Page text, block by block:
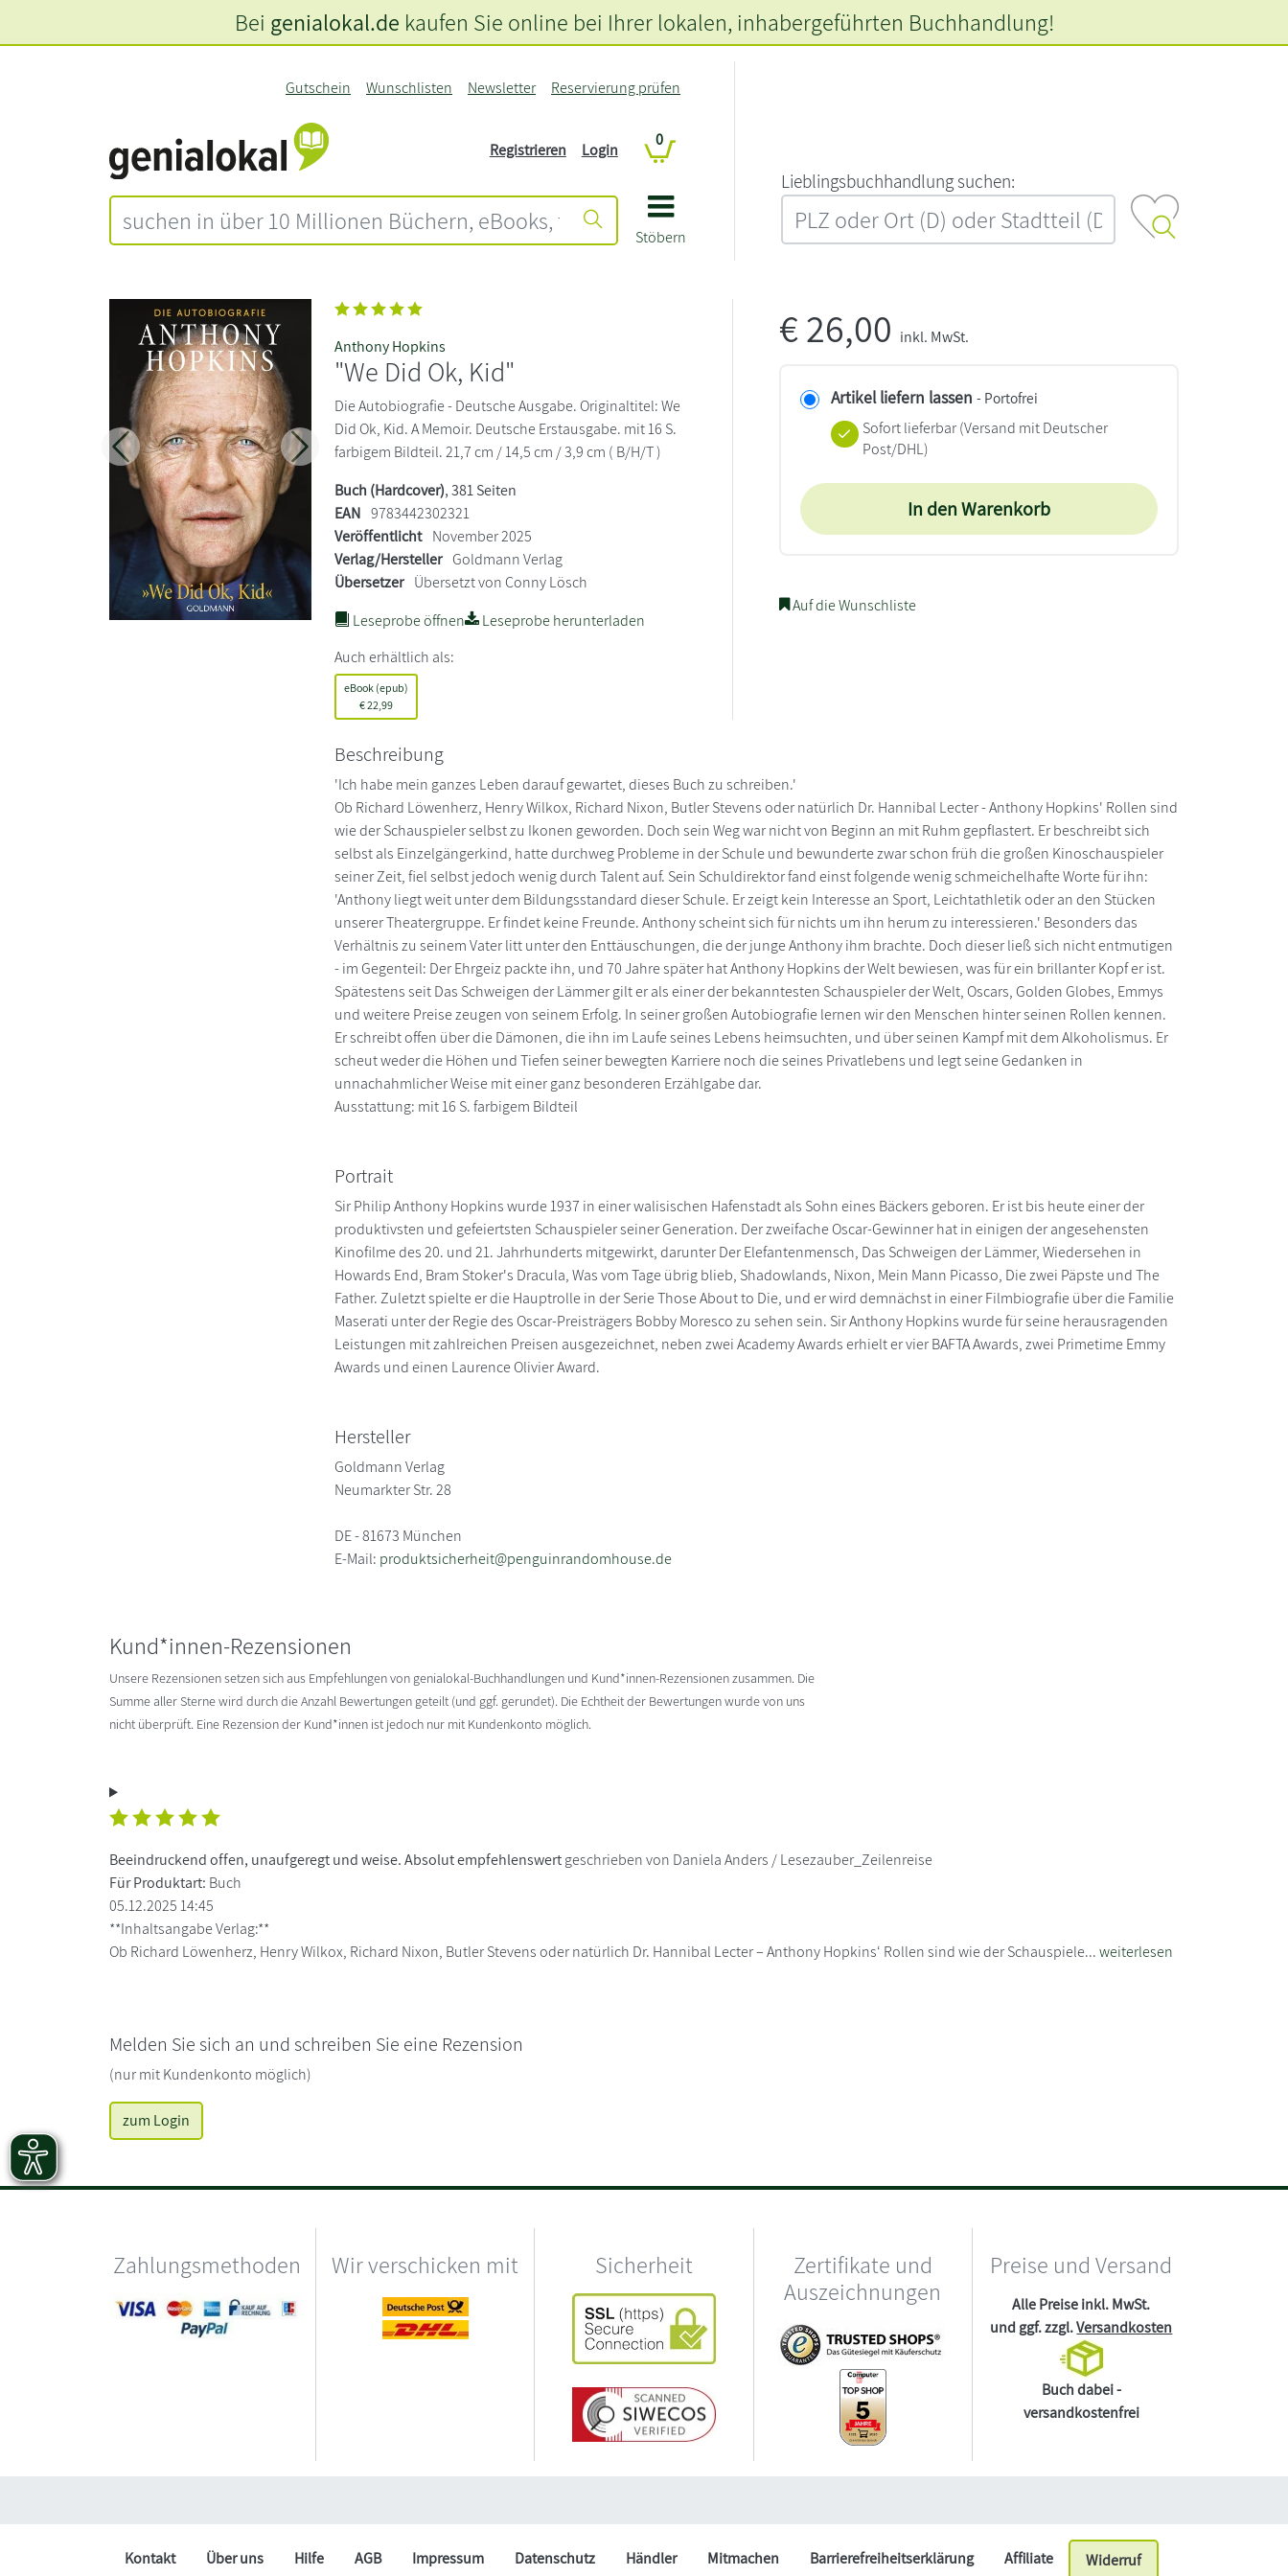
Stöbern
Gutschein Wunschlisten Newsletter Reservierung prüfen
Registrieren Login
0
L‍i‍e‍b‍l‍i‍n‍g‍s‍b‍u‍c‍h‍h‍a‍n‍d‍l‍u‍n‍g‍ ‍s‍u‍c‍h‍e‍n‍:‍
Bei genialokal.de kaufen Sie online bei Ihrer lokalen, inhabergeführten Buchhandlung!
Zurück Weiter
Anthony Hopkins
"We Did Ok, Kid"
Die Autobiografie - Deutsche Ausgabe. Originaltitel: We
Did Ok, Kid. A Memoir. Deutsche Erstausgabe. mit 16 S.
farbigem Bildteil. 21,7 cm / 14,5 cm / 3,9 cm ( B/H/T )
Buch (Hardcover), 381 Seiten
EAN 9783442302321
Veröffentlicht November 2025
Verlag/Hersteller Goldmann Verlag
Übersetzer Übersetzt von Conny Lösch
Leseprobe öffnen
Leseprobe herunterladen
Auch erhältlich als:
eBook (epub)
€22,99
€26,00 inkl. MwSt.
Artikel liefern lassen - Portofrei
Sofort lieferbar(Versand mit Deutscher
Post/DHL)
In den Warenkorb
Auf die Wunschliste
Beschreibung
'Ich habe mein ganzes Leben darauf gewartet, dieses Buch zu schreiben.'
Ob Richard Löwenherz, Henry Wilkox, Richard Nixon, Butler Stevens oder natürlich Dr. Hannibal Lecter - Anthony Hopkins' Rollen sind
wie der Schauspieler selbst zu Ikonen geworden. Doch sein Weg war nicht von Beginn an mit Ruhm gepflastert. Er beschreibt sich
selbst als Einzelgängerkind, hatte durchweg Probleme in der Schule und bewunderte zwar schon früh die großen Kinoschauspieler
seiner Zeit, fiel selbst jedoch wenig durch Talent auf. Sein Schuldirektor fand einst folgende wenig schmeichelhafte Worte für ihn:
'Anthony liegt weit unter dem Bildungsstandard dieser Schule. Er zeigt kein Interesse an Sport, Leichtathletik oder an den Stücken
unserer Theatergruppe. Er findet keine Freunde. Anthony scheint sich für nichts um ihn herum zu interessieren.' Besonders das
Verhältnis zu seinem Vater litt unter den Enttäuschungen, die der junge Anthony ihm brachte. Doch dieser ließ sich nicht entmutigen
- im Gegenteil: Der Ehrgeiz packte ihn, und 70 Jahre später hat Anthony Hopkins der Welt bewiesen, was für ein brillanter Kopf er ist.
Spätestens seit Das Schweigen der Lämmer gilt er als einer der bekanntesten Schauspieler der Welt, Oscars, Golden Globes, Emmys
und weitere Preise zeugen von seinem Erfolg. In seiner großen Autobiografie lernen wir den Menschen hinter seinen Rollen kennen.
Er schreibt offen über die Dämonen, die ihn im Laufe seines Lebens heimsuchten, und über seinen Kampf mit dem Alkoholismus. Er
scheut weder die Höhen und Tiefen seiner bewegten Karriere noch die seines Privatlebens und legt seine Gedanken in
unnachahmlicher Weise mit einer ganz besonderen Erzählgabe dar.
Ausstattung: mit 16 S. farbigem Bildteil
Portrait
Sir Philip Anthony Hopkins wurde 1937 in einer walisischen Hafenstadt als Sohn eines Bäckers geboren. Er ist bis heute einer der
produktivsten und gefeiertsten Schauspieler seiner Generation. Der zweifache Oscar-Gewinner hat in einigen der angesehensten
Kinofilme des 20. und 21. Jahrhunderts mitgewirkt, darunter Der Elefantenmensch, Das Schweigen der Lämmer, Wiedersehen in
Howards End, Bram Stoker's Dracula, Was vom Tage übrig blieb, Shadowlands, Nixon, Mein Mann Picasso, Die zwei Päpste und The
Father. Zuletzt spielte er die Hauptrolle in der Serie Those About to Die, und er wird demnächst in einer Filmbiografie über die Familie
Maserati unter der Regie des Oscar-Preisträgers Bobby Moresco zu sehen sein. Sir Anthony Hopkins wurde für seine herausragenden
Leistungen mit zahlreichen Preisen ausgezeichnet, neben zwei Academy Awards erhielt er vier BAFTA Awards, zwei Primetime Emmy
Awards und einen Laurence Olivier Award.
Hersteller
Goldmann Verlag
Neumarkter Str. 28
DE - 81673 München
E-Mail: produktsicherheit@penguinrandomhouse.de
Kund*innen-Rezensionen
Unsere Rezensionen setzen sich aus Empfehlungen von genialokal-Buchhandlungen und Kund*innen-Rezensionen zusammen. Die
Summe aller Sterne wird durch die Anzahl Bewertungen geteilt (und ggf. gerundet). Die Echtheit der Bewertungen wurde von uns
nicht überprüft. Eine Rezension der Kund*innen ist jedoch nur mit Kundenkonto möglich.
Beeindruckend offen, unaufgeregt und weise. Absolut empfehlenswertgeschrieben von Daniela Anders / Lesezauber_Zeilenreise
Für Produktart: Buch
05.12.2025 14:45
**Inhaltsangabe Verlag:**
Ob Richard Löwenherz, Henry Wilkox, Richard Nixon, Butler Stevens oder natürlich Dr. Hannibal Lecter – Anthony Hopkins‘ Rollen sind wie der Schauspiele...weiterlesen
Melden Sie sich an und schreiben Sie eine Rezension
(nur mit Kundenkonto möglich)
zum Login
Zahlungsmethoden Wir verschicken mit Sicherheit
Zertifikate und
Auszeichnungen
Preise und Versand
Alle Preise inkl. MwSt.
und ggf. zzgl.Versandkosten
Buch dabei -
versandkostenfrei
Kontakt Über uns Hilfe AGB Impressum Datenschutz Händler Mitmachen Barrierefreiheitserklärung Affiliate Widerruf